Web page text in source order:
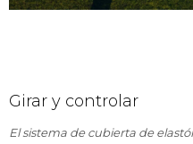
Girar y controlar
El sistema de cubierta de